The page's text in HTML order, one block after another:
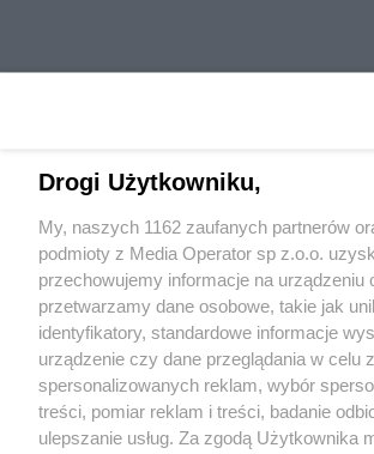
Wydawca mediówlokalnych
Nie zapomnij
zapoznać się z:
polityką prywatności regulamin korzystania
Twojemiasto Skontaktuj
Drogi Użytkowniku,
My, naszych 1162 zaufanych partnerów
podmioty z Media Operator sp z.o.o.
przechowujemy informacje na urządzeniu
przetwarzamy dane osobowe, takie jak
identyfikatory, standardowe informacje
urządzenie czy dane przeglądania w celu
spersonalizowanych reklam, wybór
treści, pomiar reklam i treści, badanie
ulepszanie usług. Za zgodą Użytkownika